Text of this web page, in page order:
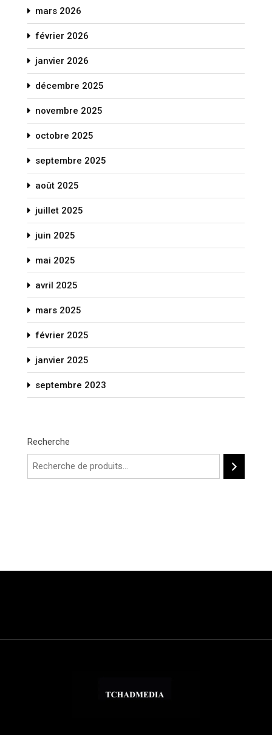
mars 2026
février 2026
janvier 2026
décembre 2025
novembre 2025
octobre 2025
septembre 2025
août 2025
juillet 2025
juin 2025
mai 2025
avril 2025
mars 2025
février 2025
janvier 2025
septembre 2023
Recherche